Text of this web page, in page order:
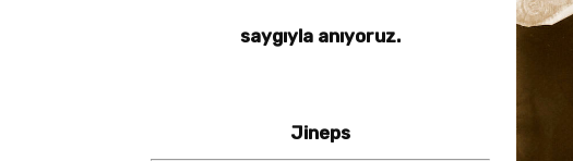
saygıyla anıyoruz.
Jineps